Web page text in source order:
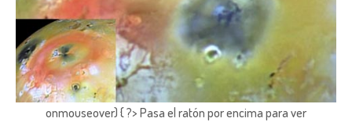
onmouseover) { ?> Pasa el ratón por encima para ver